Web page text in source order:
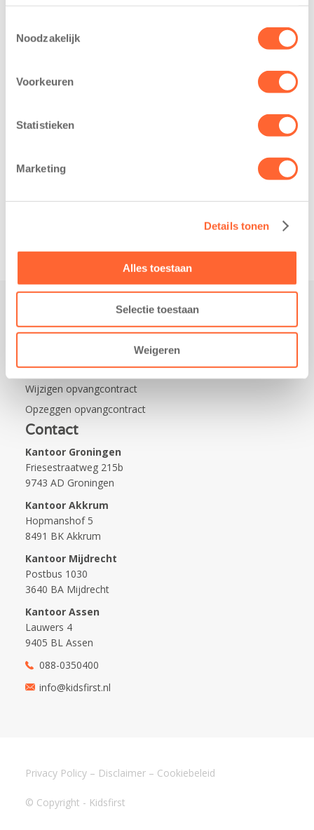
Noodzakelijk
Voorkeuren
Statistieken
Marketing
Details tonen
Alles toestaan
Selectie toestaan
Weigeren
van BSO De
donderdag alvast
Mini 4 Mijl. Zij
belangrijke stap
realisatie van een
de wijk Wiarda in
Praktisch
Nieuws over Kids First
Wijzigen opvangcontract
Opzeggen opvangcontract
Contact
Kantoor Groningen
Friesestraatweg 215b
9743 AD Groningen
Kantoor Akkrum
Hopmanshof 5
8491 BK Akkrum
Kantoor Mijdrecht
Postbus 1030
3640 BA Mijdrecht
Kantoor Assen
Lauwers 4
9405 BL Assen
088-0350400
info@kidsfirst.nl
© Copyright - Kidsfirst
Privacy Policy – Disclaimer – Cookiebeleid